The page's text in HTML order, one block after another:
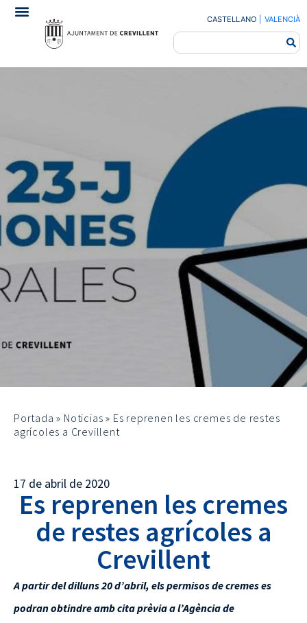
CASTELLANO VALENCIÀ
Portada » Noticias » Es reprenen les cremes de restes
agrícoles a Crevillent
17 de abril de 2020
Es reprenen les cremes
de restes agrícoles a
Crevillent
A partir del dilluns 20 d’abril, els permisos de cremes es
podran obtindre amb cita prèvia a l’Agència de